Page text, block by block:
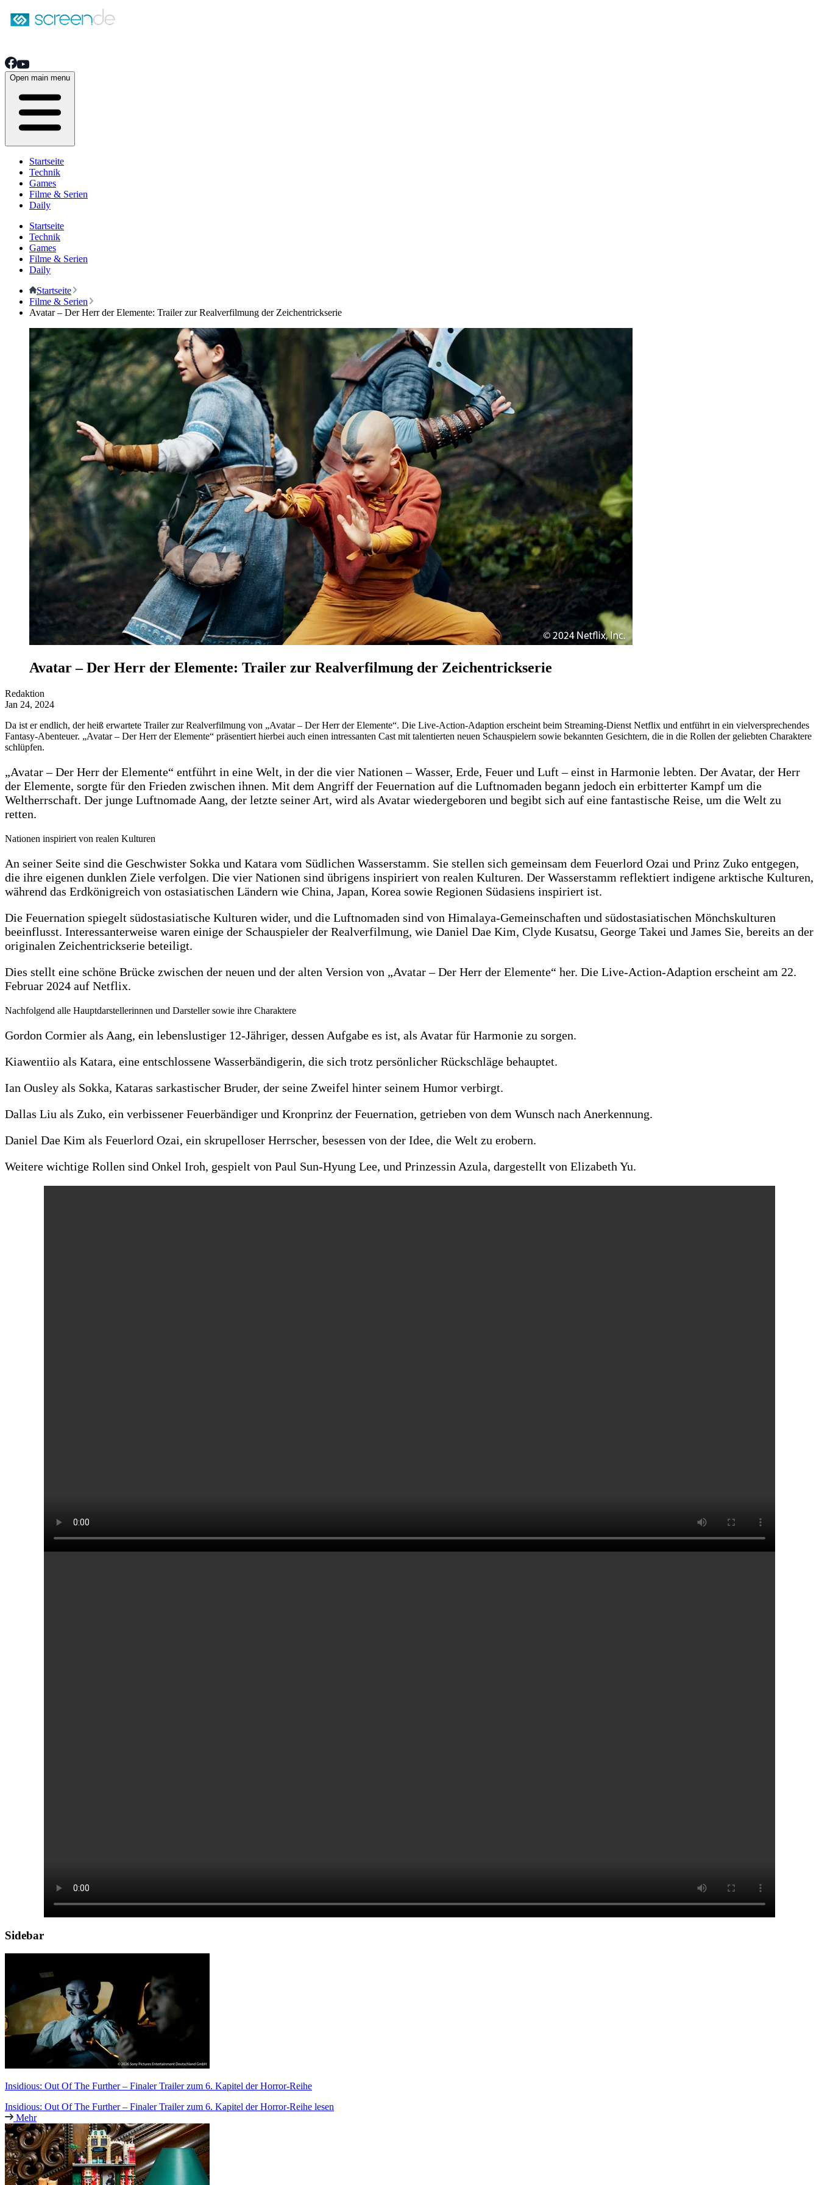
Open main menu
Startseite
Technik
Games
Filme & Serien
Daily
Startseite
Technik
Games
Filme & Serien
Daily
Startseite
Filme & Serien
Avatar – Der Herr der Elemente: Trailer zur Realverfilmung der Zeichentrickserie
Avatar – Der Herr der Elemente: Trailer zur Realverfilmung der Zeichentrickserie
Redaktion
Jan 24, 2024
Da ist er endlich, der heiß erwartete Trailer zur Realverfilmung von „Avatar – Der Herr der Elemente“. Die Live-Action-Adaption erscheint beim Streaming-Dienst Netflix und entführt in ein vielversprechendes
Fantasy-Abenteuer. „Avatar – Der Herr der Elemente“ präsentiert hierbei auch einen intressanten Cast mit talentierten neuen Schauspielern sowie bekannten Gesichtern, die in die Rollen der geliebten Charaktere
schlüpfen.
„Avatar – Der Herr der Elemente“ entführt in eine Welt, in der die vier Nationen – Wasser, Erde, Feuer und Luft – einst in Harmonie lebten. Der Avatar, der Herr
der Elemente, sorgte für den Frieden zwischen ihnen. Mit dem Angriff der Feuernation auf die Luftnomaden begann jedoch ein erbitterter Kampf um die
Weltherrschaft. Der junge Luftnomade Aang, der letzte seiner Art, wird als Avatar wiedergeboren und begibt sich auf eine fantastische Reise, um die Welt zu
retten.
Nationen inspiriert von realen Kulturen
An seiner Seite sind die Geschwister Sokka und Katara vom Südlichen Wasserstamm. Sie stellen sich gemeinsam dem Feuerlord Ozai und Prinz Zuko entgegen,
die ihre eigenen dunklen Ziele verfolgen. Die vier Nationen sind übrigens inspiriert von realen Kulturen. Der Wasserstamm reflektiert indigene arktische Kulturen,
während das Erdkönigreich von ostasiatischen Ländern wie China, Japan, Korea sowie Regionen Südasiens inspiriert ist.
Die Feuernation spiegelt südostasiatische Kulturen wider, und die Luftnomaden sind von Himalaya-Gemeinschaften und südostasiatischen Mönchskulturen
beeinflusst. Interessanterweise waren einige der Schauspieler der Realverfilmung, wie Daniel Dae Kim, Clyde Kusatsu, George Takei und James Sie, bereits an der
originalen Zeichentrickserie beteiligt.
Dies stellt eine schöne Brücke zwischen der neuen und der alten Version von „Avatar – Der Herr der Elemente“ her. Die Live-Action-Adaption erscheint am 22.
Februar 2024 auf Netflix.
Nachfolgend alle Hauptdarstellerinnen und Darsteller sowie ihre Charaktere
Gordon Cormier als Aang, ein lebenslustiger 12-Jähriger, dessen Aufgabe es ist, als Avatar für Harmonie zu sorgen.
Kiawentiio als Katara, eine entschlossene Wasserbändigerin, die sich trotz persönlicher Rückschläge behauptet.
Ian Ousley als Sokka, Kataras sarkastischer Bruder, der seine Zweifel hinter seinem Humor verbirgt.
Dallas Liu als Zuko, ein verbissener Feuerbändiger und Kronprinz der Feuernation, getrieben von dem Wunsch nach Anerkennung.
Daniel Dae Kim als Feuerlord Ozai, ein skrupelloser Herrscher, besessen von der Idee, die Welt zu erobern.
Weitere wichtige Rollen sind Onkel Iroh, gespielt von Paul Sun-Hyung Lee, und Prinzessin Azula, dargestellt von Elizabeth Yu.
Sidebar
Insidious: Out Of The Further – Finaler Trailer zum 6. Kapitel der Horror-Reihe
Insidious: Out Of The Further – Finaler Trailer zum 6. Kapitel der Horror-Reihe lesen
Mehr